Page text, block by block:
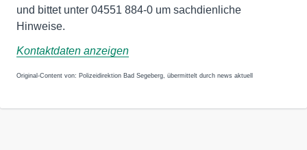
und bittet unter 04551 884-0 um sachdienliche
Hinweise.
Kontaktdaten anzeigen
Original-Content von: Polizeidirektion Bad Segeberg, übermittelt durch news aktuell